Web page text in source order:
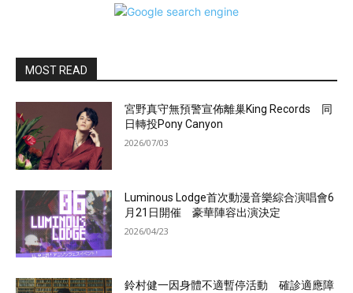
MOST READ
宮野真守無預警宣佈離巢King Records 同
日轉投Pony Canyon
2026/07/03
Luminous Lodge首次動漫音樂綜合演唱會6
月21日開催 豪華陣容出演決定
2026/04/23
鈴村健一因身體不適暫停活動 確診適應障